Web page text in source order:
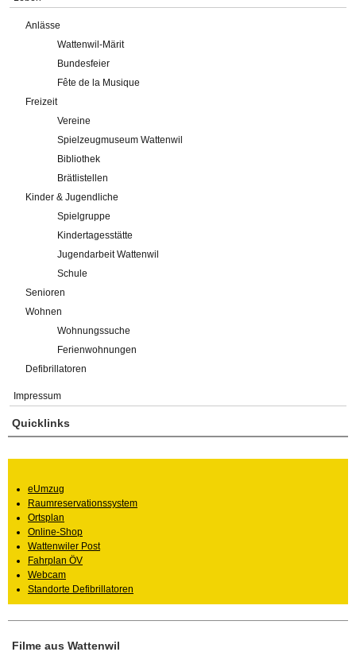
Anlässe
Wattenwil-Märit
Bundesfeier
Fête de la Musique
Freizeit
Vereine
Spielzeugmuseum Wattenwil
Bibliothek
Brätlistellen
Kinder & Jugendliche
Spielgruppe
Kindertagesstätte
Jugendarbeit Wattenwil
Schule
Senioren
Wohnen
Wohnungssuche
Ferienwohnungen
Defibrillatoren
Impressum
Filme aus Wattenwil
Quicklinks
eUmzug
Raumreservationssystem
Ortsplan
Online-Shop
Wattenwiler Post
Fahrplan ÖV
Webcam
Standorte Defibrillatoren